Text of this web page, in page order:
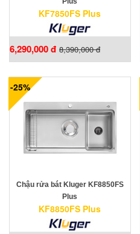
KF7850FS Plus
6,290,000 đ 8,390,000 đ
-25%
Chậu rửa bát Kluger KF8850FS
Plus
KF8850FS Plus